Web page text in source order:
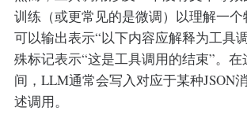
训练（或更常见的是微调）以理解一
可以输出表示“以下内容应解释为工具
殊标记表示“这是工具调用的结束”。在
间，LLM通常会写入对应于某种JSON
述调用。